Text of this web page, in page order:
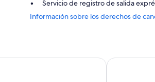
Servicio de registro de salida
Espacios sin humos
Además, otros de los servicios que
Información sobre los derechos de
Spa Hotel